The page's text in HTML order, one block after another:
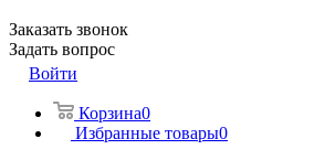
Заказать звонок
Задать вопрос
Войти
Корзина0
Избранные товары0